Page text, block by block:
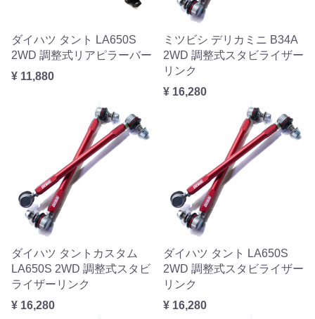
ダイハツ タント LA650S
2WD 調整式リアピラーバー
¥ 11,880
ミツビシ デリカミニ B34A
2WD 調整式スタビライザー
リンク
¥ 16,280
ダイハツ タントカスタム
LA650S 2WD 調整式スタビ
ライザーリンク
¥ 16,280
ダイハツ タント LA650S
2WD 調整式スタビライザー
リンク
¥ 16,280